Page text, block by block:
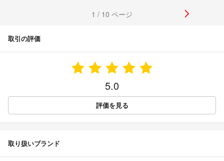
1 / 10 ページ
取引の評価
5.0
評価を見る
取り扱いブランド